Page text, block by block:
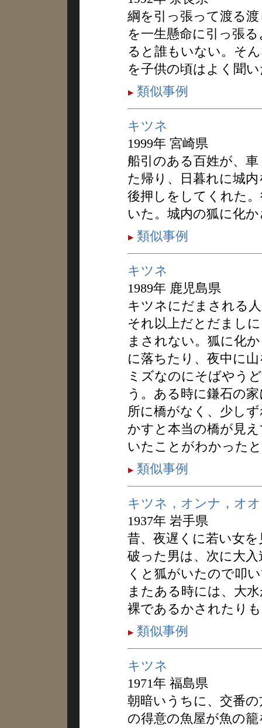
綱を引っ張って渡る
を一生懸命に引っ張
ると誰もいない。そ
を子供の頃はよく聞
類似事例
キツネ
1999年 宮崎県
船引のある百姓が、
た帰り、日暮れに城
後押しをしてくれた
いた。城内の狐に化
類似事例
キツネ
1989年 鹿児島県
キツネにだまされる
それ以上だとだまし
まされない。狐に化
に落ちたり、夜中に
ミズなのにそばやう
う。ある時に鎌石の
所に橋がなく、少し
かすと本当の橋が見
いたことがわかった
類似事例
キツネ，オンナ，オ
1937年 岩手県
昔、夜遅くに若い女
破った男は、次に大
くと狐がいたので叩
またある時には、大
裸であるかされたり
類似事例
キツネ
1971年 福島県
朝暗いうちに、交番
の得意の魚屋が魚の